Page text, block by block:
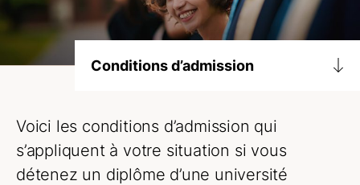
Conditions d’admission
Canadiens
Internationaux
Voici les conditions d’admission qui
s’appliquent à votre situation si vous
détenez un diplôme d’une université